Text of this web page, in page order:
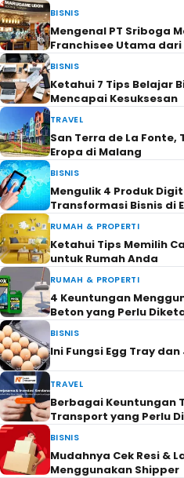
BISNIS
Mengenal PT Sriboga
Franchisee Utama
BISNIS
Ketahui 7 Tips Belajar
Mencapai Kesuksesan
TRAVEL
San Terra de La
Eropa di Malang
BISNIS
Mengulik 4 Produk
Transformasi Bisnis di
RUMAH & PROPERTI
Ketahui Tips Memilih
untuk Rumah Anda
RUMAH & PROPERTI
4 Keuntungan
Beton yang Perlu
BISNIS
Ini Fungsi Egg Tray
TRAVEL
Berbagai Keuntungan
Transport yang Perlu
BISNIS
Mudahnya Cek Resi &
Menggunakan Shipper